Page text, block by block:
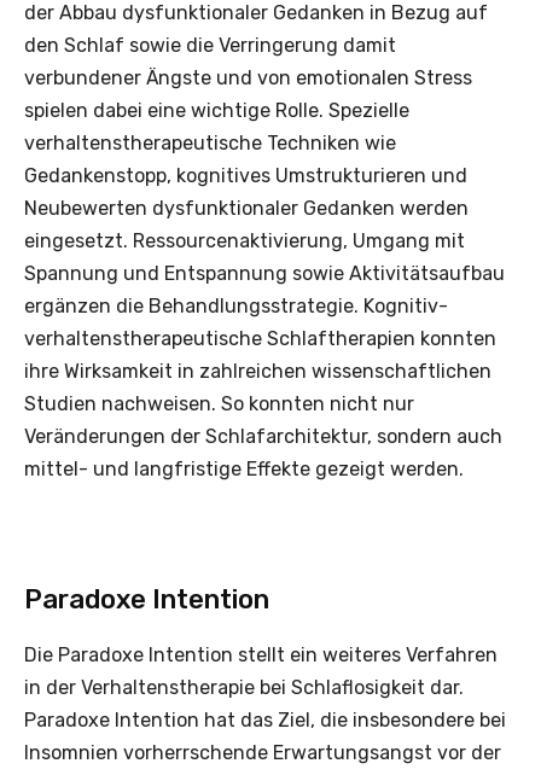
der Abbau dysfunktionaler Gedanken in Bezug auf
den Schlaf sowie die Verringerung damit
verbundener Ängste und von emotionalen Stress
spielen dabei eine wichtige Rolle. Spezielle
verhaltenstherapeutische Techniken wie
Gedankenstopp, kognitives Umstrukturieren und
Neubewerten dysfunktionaler Gedanken werden
eingesetzt. Ressourcenaktivierung, Umgang mit
Spannung und Entspannung sowie Aktivitätsaufbau
ergänzen die Behandlungsstrategie. Kognitiv-
verhaltenstherapeutische Schlaftherapien konnten
ihre Wirksamkeit in zahlreichen wissenschaftlichen
Studien nachweisen. So konnten nicht nur
Veränderungen der Schlafarchitektur, sondern auch
mittel- und langfristige Effekte gezeigt werden.
Paradoxe Intention
Die Paradoxe Intention stellt ein weiteres Verfahren
in der Verhaltenstherapie bei Schlaflosigkeit dar.
Paradoxe Intention hat das Ziel, die insbesondere bei
Insomnien vorherrschende Erwartungsangst vor der